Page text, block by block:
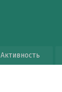
Активность